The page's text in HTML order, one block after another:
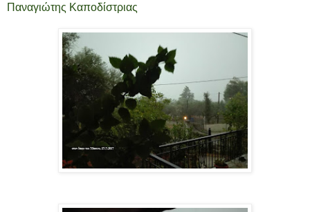
Παναγιώτης Καποδίστριας